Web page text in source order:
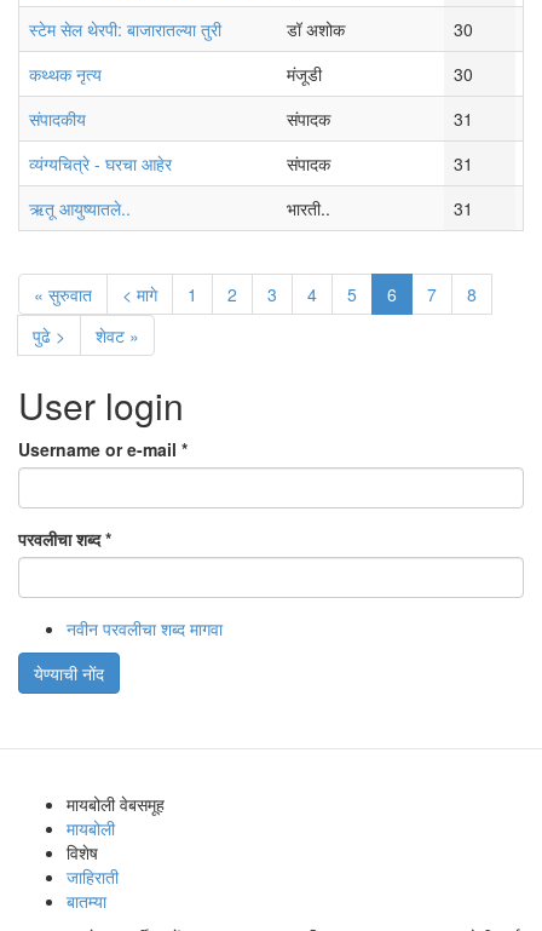
स्टेम सेल थेरपी: बाजारातल्या तुरी
डॉ अशोक 30
कथ्थक नृत्य
मंजूडी 30
संपादकीय
संपादक 31
व्यंग्यचित्रे - घरचा आहेर
संपादक 31
ऋतू आयुष्यातले..
भारती.. 31
« सुरुवात < मागे 1 2 3 4 5 6 7
8
पुढे >
शेवट »
User login
Username or e-mail *
परवलीचा शब्द*
नवीन परवलीचा शब्द मागवा
येण्याची नोंद
मायबोली वेबसमूह
मायबोली
विशेष
जाहिराती
बातम्या